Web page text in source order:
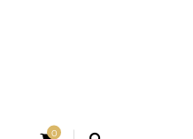
0